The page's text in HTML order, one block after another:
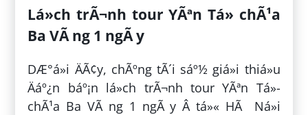
Lá»ch trÃ¬nh tour YÃªn Tá»­ chÃ¹a
Ba VÃ ng 1 ngÃ y
DÆ°á»i ÄÃ¢y, chÃºng tÃ´i sáº½ giá»i thiá»u
Äáº¿n báº¡n lá»ch trÃ¬nh tour YÃªn Tá»­
chÃ¹a Ba VÃ ng 1 ngÃ y Â tá»« HÃ Ná»i